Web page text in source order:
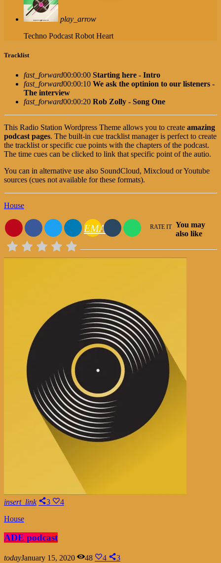
play_arrow
Techno Podcast Robot Heart
Tracklist
fast_forward00:00:00 Starting here - Intro
fast_forward00:00:10 We ask the optinion to our listeners -
The interview
fast_forward00:00:20 Rob Zolly - Song One
This Radio Station Wordpress Theme allows you to create amazing
podcast pages. The built-in cue tracklist manager is perfect to create
the tracklist or specific cue points with the chapters of the podcast.
The time cues can be clicked to link that specific point of the autio.
You can in alternative use also SoundCloud, Mixcloud or Youtube
sources (cues not available for these formats).
House
EMAIL RATE IT You may
also like
insert_link 3
4
House
ADE podcast
todayJanuary 15, 2020 48 4 3